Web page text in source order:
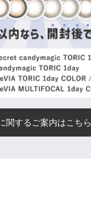
関するご案内はこちら